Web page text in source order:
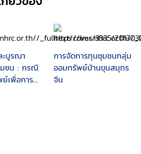
ะบูรณา
ชน : กรณี
เพื่อการ
การจัดการทุนชุมชนกลุ่ม
ออมทรัพย์บ้านขุนสมุทร
จีน